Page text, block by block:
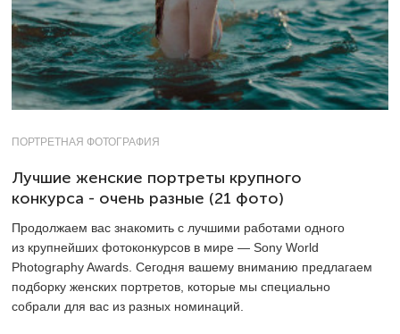
ПОРТРЕТНАЯ ФОТОГРАФИЯ
Лучшие женские портреты крупного
конкурса - очень разные (21 фото)
Продолжаем вас знакомить с лучшими работами одного
из крупнейших фотоконкурсов в мире — Sony World
Photography Awards. Сегодня вашему вниманию предлагаем
подборку женских портретов, которые мы специально
собрали для вас из разных номинаций.